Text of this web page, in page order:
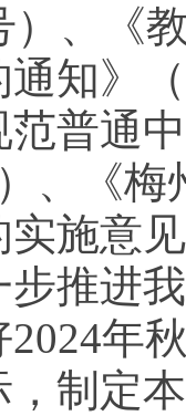
）、
知》
范普通
）、《
施意
推进
年
制定